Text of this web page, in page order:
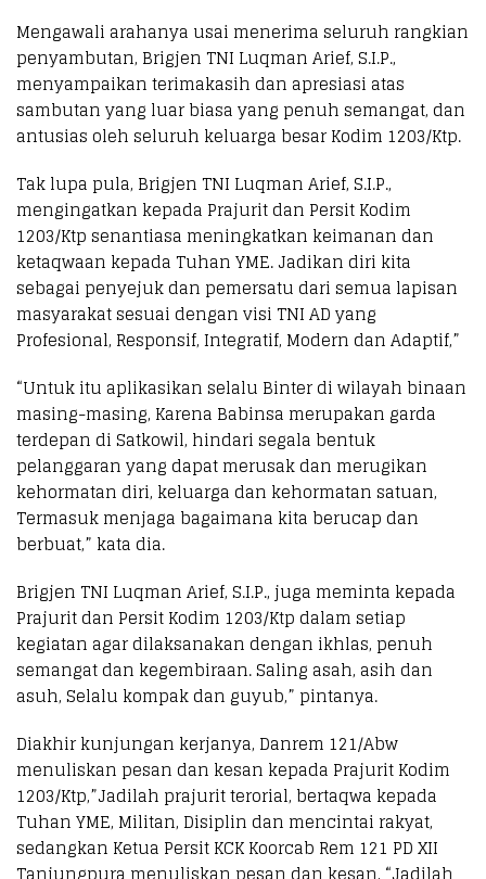
Mengawali arahanya usai menerima seluruh rangkian
penyambutan, Brigjen TNI Luqman Arief, S.I.P.,
menyampaikan terimakasih dan apresiasi atas
sambutan yang luar biasa yang penuh semangat, dan
antusias oleh seluruh keluarga besar Kodim 1203/Ktp.
Tak lupa pula, Brigjen TNI Luqman Arief, S.I.P.,
mengingatkan kepada Prajurit dan Persit Kodim
1203/Ktp senantiasa meningkatkan keimanan dan
ketaqwaan kepada Tuhan YME. Jadikan diri kita
sebagai penyejuk dan pemersatu dari semua lapisan
masyarakat sesuai dengan visi TNI AD yang
Profesional, Responsif, Integratif, Modern dan Adaptif,”
“Untuk itu aplikasikan selalu Binter di wilayah binaan
masing-masing, Karena Babinsa merupakan garda
terdepan di Satkowil, hindari segala bentuk
pelanggaran yang dapat merusak dan merugikan
kehormatan diri, keluarga dan kehormatan satuan,
Termasuk menjaga bagaimana kita berucap dan
berbuat,” kata dia.
Brigjen TNI Luqman Arief, S.I.P., juga meminta kepada
Prajurit dan Persit Kodim 1203/Ktp dalam setiap
kegiatan agar dilaksanakan dengan ikhlas, penuh
semangat dan kegembiraan. Saling asah, asih dan
asuh, Selalu kompak dan guyub,” pintanya.
Diakhir kunjungan kerjanya, Danrem 121/Abw
menuliskan pesan dan kesan kepada Prajurit Kodim
1203/Ktp,”Jadilah prajurit terorial, bertaqwa kepada
Tuhan YME, Militan, Disiplin dan mencintai rakyat,
sedangkan Ketua Persit KCK Koorcab Rem 121 PD XII